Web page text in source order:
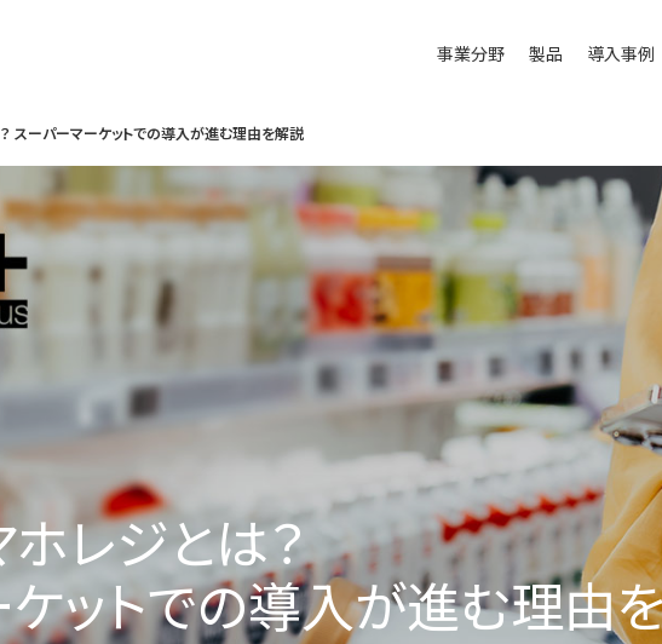
事業分野 製品 導入事例
スーパーマーケットでの導入が進む理由を解説
レジとは？
ットでの導入が進む理由